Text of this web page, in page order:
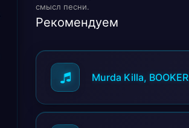
смысл песни.
Рекомендуем
Murda Killa, BOOKER